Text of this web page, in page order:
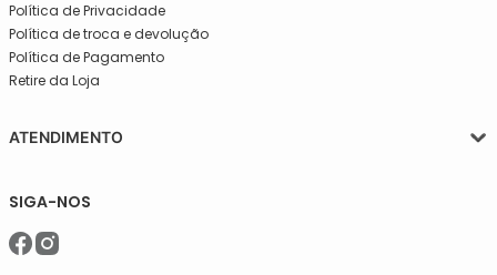
Política de Privacidade
Política de troca e devolução
Política de Pagamento
Retire da Loja
ATENDIMENTO
Sexta, das 08:30 às 16h30.
Telefone: (11)5627-7800
WhatsApp: (11)94238-1925
SIGA-NOS